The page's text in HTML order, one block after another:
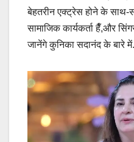
बेहतरीन एक्ट्रेस होने के साथ-
सामाजिक कार्यकर्ता हैँ,और
जानेंगे कुनिका सदानंद के बारे में.